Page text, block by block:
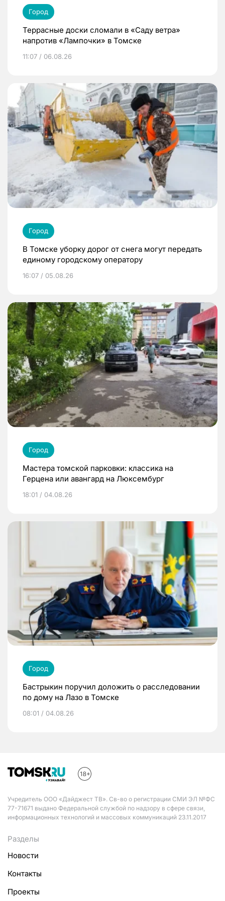
Город
Террасные доски сломали в «Саду ветра»
напротив «Лампочки» в Томске
11:07 / 06.08.26
Город
В Томске уборку дорог от снега могут передать
единому городскому оператору
16:07 / 05.08.26
Город
Мастера томской парковки: классика на
Герцена или авангард на Люксембург
18:01 / 04.08.26
Город
Бастрыкин поручил доложить о расследовании
по дому на Лазо в Томске
08:01 / 04.08.26
Учредитель ООО «Дайджест ТВ». Св-во о регистрации СМИ ЭЛ №ФС
77-71671 выдано Федеральной службой по надзору в сфере связи,
информационных технологий и массовых коммуникаций 23.11.2017
Разделы
Новости
Контакты
Проекты